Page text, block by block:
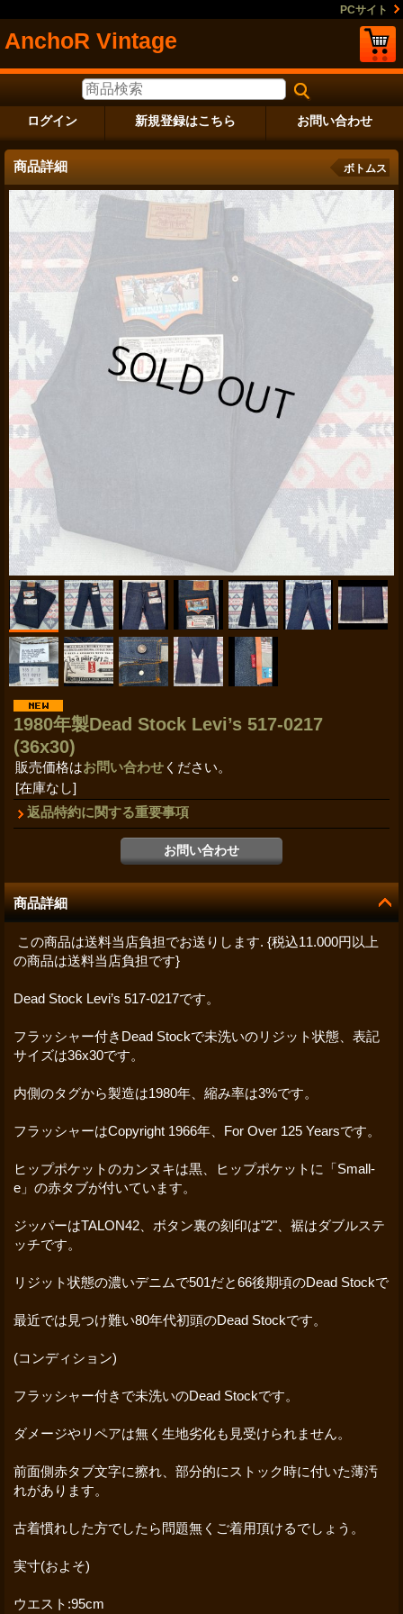
PCサイト
AnchoR Vintage
ログイン 新規登録はこちら お問い合わせ
商品詳細 ボトムス
1980年製Dead Stock Levi’s 517-0217
(36x30)
販売価格はお問い合わせ ください。
[在庫なし]
返品特約に関する重要事項
商品詳細
この商品は送料当店負担でお送りします. {税込11.000円以上
の商品は送料当店負担です}
Dead Stock Levi’s 517-0217です。
フラッシャー付きDead Stockで未洗いのリジット状態、表記
サイズは36x30です。
内側のタグから製造は1980年、縮み率は3%です。
フラッシャーはCopyright 1966年、For Over 125 Yearsです。
ヒップポケットのカンヌキは黒、ヒップポケットに「Small-
e」の赤タブが付いています。
ジッパーはTALON42、ボタン裏の刻印は"2"、裾はダブルステ
ッチです。
リジット状態の濃いデニムで501だと66後期頃のDead Stockで
最近では見つけ難い80年代初頭のDead Stockです。
(コンディション)
フラッシャー付きで未洗いのDead Stockです。
ダメージやリペアは無く生地劣化も見受けられません。
前面側赤タブ文字に擦れ、部分的にストック時に付いた薄汚
れがあります。
古着慣れした方でしたら問題無くご着用頂けるでしょう。
実寸(およそ)
ウエスト:95cm